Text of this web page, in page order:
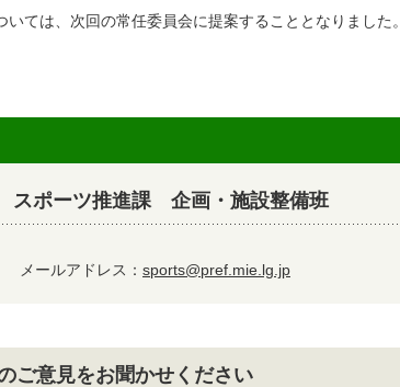
ては、次回の常任委員会に提案することとなりました。
ポーツ推進課 企画・施設整備班
メールアドレス： sports@pref.mie.lg.jp
ご意見をお聞かせください